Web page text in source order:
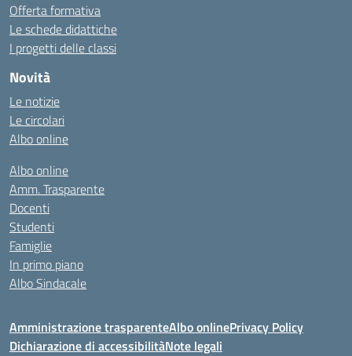
Offerta formativa
Le schede didattiche
I progetti delle classi
Novità
Le notizie
Le circolari
Albo online
Albo online
Amm. Trasparente
Docenti
Studenti
Famiglie
In primo piano
Albo Sindacale
Amministrazione trasparenteAlbo onlinePrivacy Policy
Dichiarazione di accessibilitàNote legali